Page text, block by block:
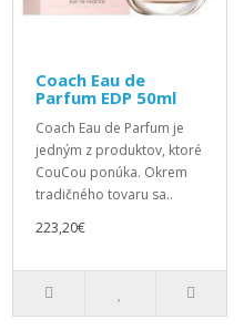
Coach Eau de
Parfum EDP 50ml
Coach Eau de Parfum je
jedným z produktov, ktoré
CouCou ponúka. Okrem
tradičného tovaru sa..
223,20€